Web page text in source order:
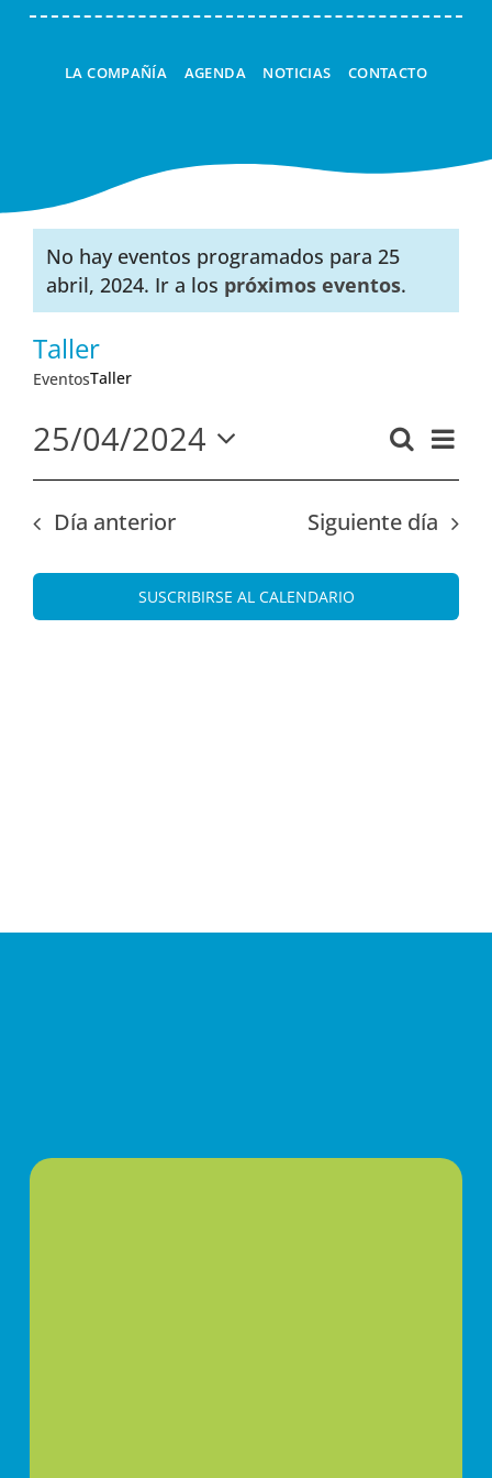
LA COMPAÑÍA AGENDA NOTICIAS CONTACTO
Aviso
No hay eventos programados para 25
abril, 2024. Ir a los próximos eventos.
Taller
EventosTaller
de
y
Buscar
de
Día
25/04/2024
Seleccionar
fecha.
Día anterior Siguiente día
SUSCRIBIRSE AL CALENDARIO